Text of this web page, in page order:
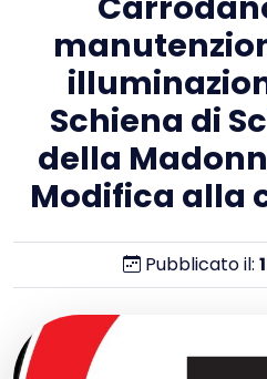
Schiena di
della
Modifica alla
Pubblicato il: